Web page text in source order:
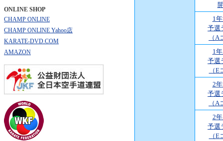
ONLINE SHOP
CHAMP ONLINE
CHAMP ONLINE Yahoo店
KARATE-DVD.COM
AMAZON
1
予選
（
1
予選
（
2
予選
（
2
予選
（